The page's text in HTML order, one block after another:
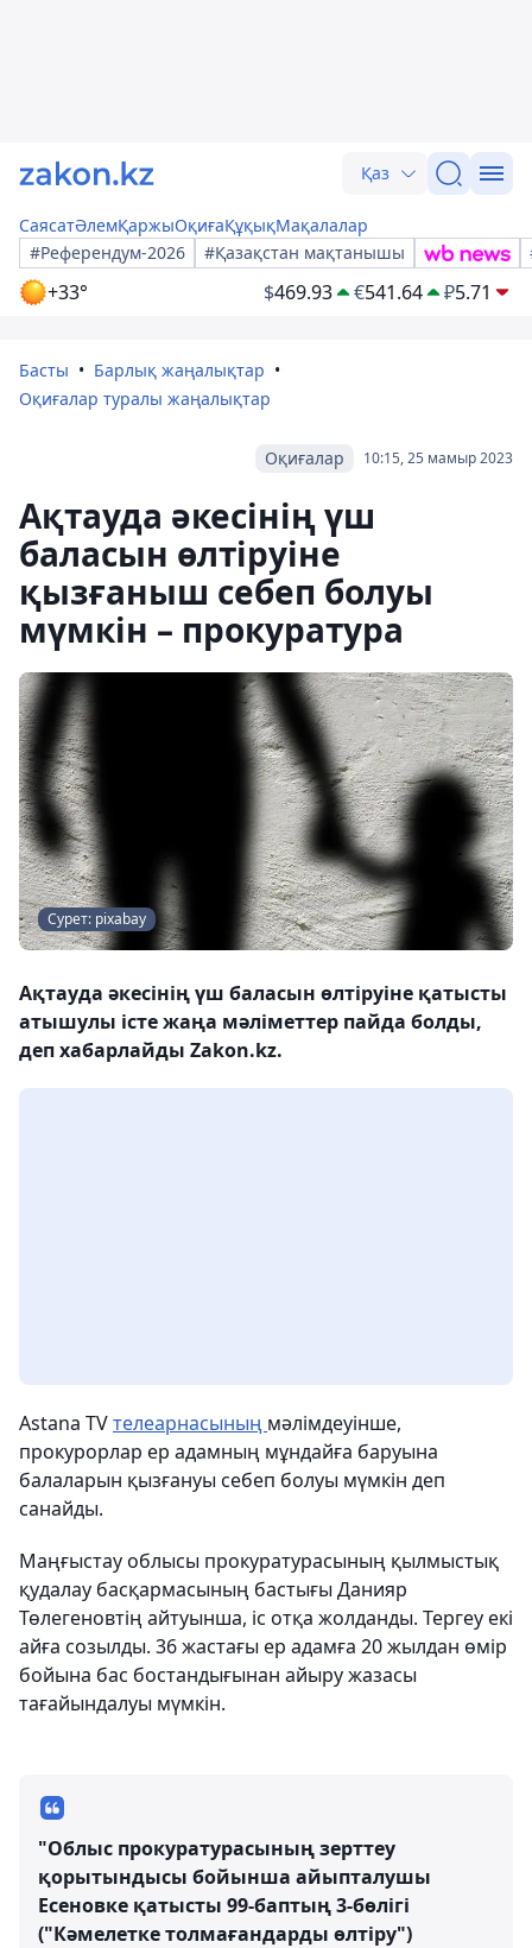
Қаз
СаясатӘлемҚаржыОқиғаҚұқықМақалалар
#Референдум-2026
#Қазақстан мақтанышы
+33° $469.93 €541.64 ₽5.71
Басты
Барлық жаңалықтар
Оқиғалар туралы жаңалықтар
10:15, 25 мамыр 2023
Оқиғалар
Ақтауда әкесінің үш
баласын өлтіруіне
қызғаныш себеп болуы
мүмкін – прокуратура
Сурет: pixabay
Ақтауда әкесінің үш баласын өлтіруіне қатысты
атышулы істе жаңа мәліметтер пайда болды,
деп хабарлайды Zakon.kz.
Astana TVтелеарнасының мәлімдеуінше,
прокурорлар ер адамның мұндайға баруына
балаларын қызғануы себеп болуы мүмкін деп
санайды.
Маңғыстау облысы прокуратурасының қылмыстық
қудалау басқармасының бастығы Данияр
Төлегеновтің айтуынша, іс отқа жолданды. Тергеу екі
айға созылды. 36 жастағы ер адамға 20 жылдан өмір
бойына бас бостандығынан айыру жазасы
тағайындалуы мүмкін.
"Облыс прокуратурасының зерттеу
қорытындысы бойынша айыпталушы
Есеновке қатысты 99-баптың 3-бөлігі
("Кәмелетке толмағандарды өлтіру")